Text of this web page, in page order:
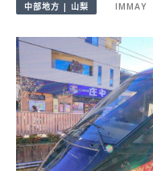
中部地方 | 山梨 IMMAY